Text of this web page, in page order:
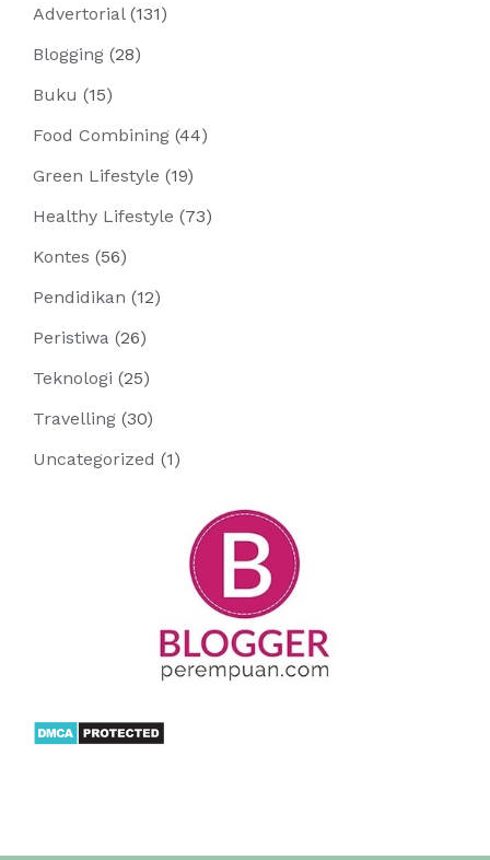
Advertorial (131)
Blogging (28)
Buku (15)
Food Combining (44)
Green Lifestyle (19)
Healthy Lifestyle (73)
Kontes (56)
Pendidikan (12)
Peristiwa (26)
Teknologi (25)
Travelling (30)
Uncategorized (1)